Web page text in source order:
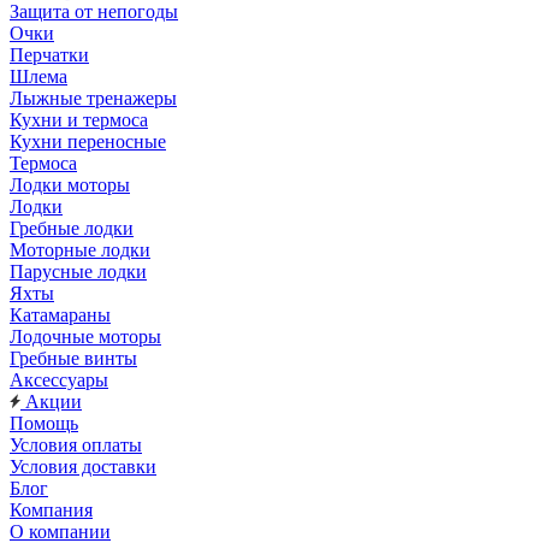
Защита от непогоды
Очки
Перчатки
Шлема
Лыжные тренажеры
Кухни и термоса
Кухни переносные
Термоса
Лодки моторы
Лодки
Гребные лодки
Моторные лодки
Парусные лодки
Яхты
Катамараны
Лодочные моторы
Гребные винты
Аксессуары
Акции
Помощь
Условия оплаты
Условия доставки
Блог
Компания
О компании